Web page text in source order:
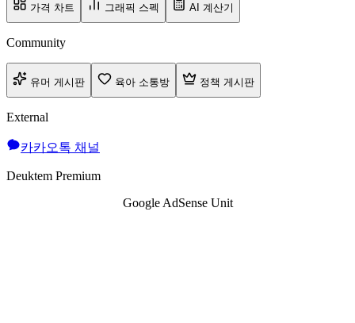
가격 차트 그래픽 스펙 AI 계산기
Community
유머 게시판 육아 소통방 정책 게시판
External
카카오톡 채널
Deuktem Premium
Google AdSense Unit